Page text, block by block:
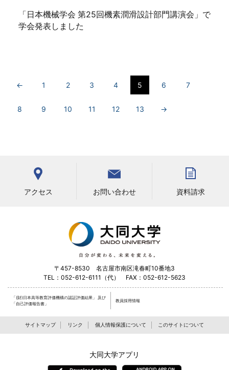
「日本機械学会 第25回機素潤滑設計部門講演会」で
学会発表しました
← 1 2 3 4 5 6 7
8 9 10 11 12 13 →
アクセス お問い合わせ 資料請求
〒457-8530 名古屋市南区滝春町10番地3
TEL：052-612-6111（代） FAX：052-612-5623
「(財)日本高等教育評価機構の認証評価結果」 及び
「自己評価報告書」
教員採用情報
サイトマップ リンク 個人情報保護について このサイトについて
大同大学アプリ